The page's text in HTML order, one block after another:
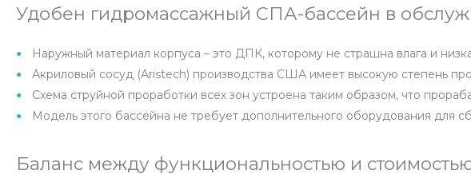
Удобен гидромассажный СПА-бассейн в
Наружный материал корпуса – это ДПК, которому не страшна влага и
Акриловый сосуд (Aristech) производства США имеет высокую степень
Схема струйной проработки всех зон устроена таким образом, что
Модель этого бассейна не требует дополнительного оборудования для
Баланс между функциональностью и